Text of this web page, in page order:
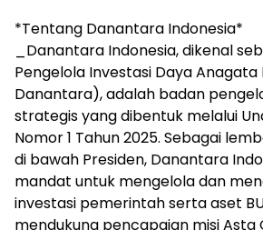
*Tentang Danantara Indonesia*
_Danantara Indonesia, dikenal
Pengelola Investasi Daya Anagata
Danantara), adalah badan
strategis yang dibentuk melalui
Nomor 1 Tahun 2025. Sebagai
di bawah Presiden, Danantara
mandat untuk mengelola dan
investasi pemerintah serta aset
mendukung pencapaian misi Asta